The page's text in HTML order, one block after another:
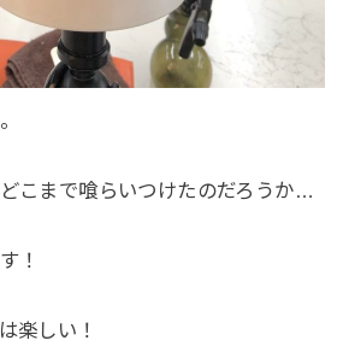
こまで喰らいつけたのだろうか…
！
楽しい！